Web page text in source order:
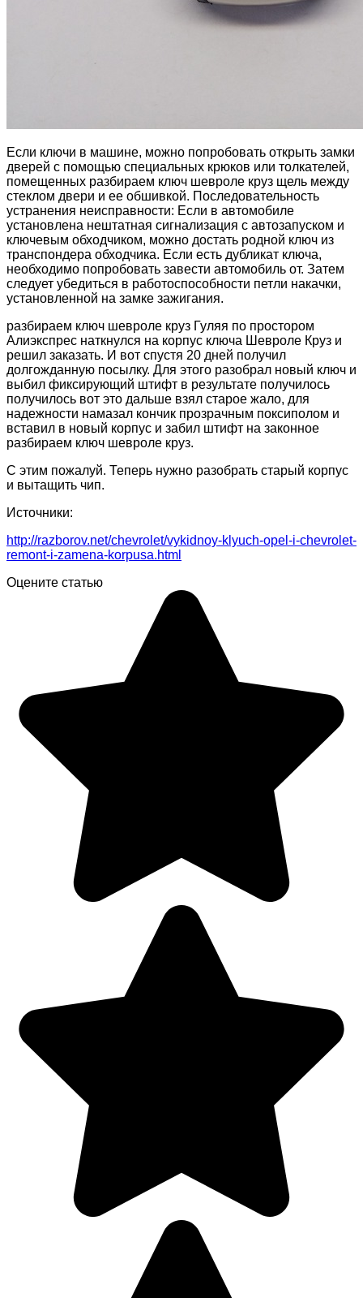
Если ключи в машине, можно попробовать открыть замки
дверей с помощью специальных крюков или толкателей,
помещенных разбираем ключ шевроле круз щель между
стеклом двери и ее обшивкой. Последовательность
устранения неисправности: Если в автомобиле
установлена нештатная сигнализация с автозапуском и
ключевым обходчиком, можно достать родной ключ из
транспондера обходчика. Если есть дубликат ключа,
необходимо попробовать завести автомобиль от. Затем
следует убедиться в работоспособности петли накачки,
установленной на замке зажигания.
разбираем ключ шевроле круз Гуляя по простором
Алиэкспрес наткнулся на корпус ключа Шевроле Круз и
решил заказать. И вот спустя 20 дней получил
долгожданную посылку. Для этого разобрал новый ключ и
выбил фиксирующий штифт в результате получилось
получилось вот это дальше взял старое жало, для
надежности намазал кончик прозрачным поксиполом и
вставил в новый корпус и забил штифт на законное
разбираем ключ шевроле круз.
С этим пожалуй. Теперь нужно разобрать старый корпус
и вытащить чип.
Источники:
http://razborov.net/chevrolet/vykidnoy-klyuch-opel-i-chevrolet-
remont-i-zamena-korpusa.html
Оцените статью